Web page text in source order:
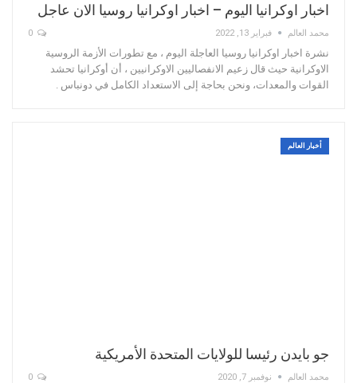
اخبار اوكرانيا اليوم – اخبار اوكرانيا روسيا الان عاجل
محمد العالم فبراير 13, 2022
نشرة اخبار اوكرانيا روسيا العاجلة اليوم ، مع تطورات الأزمة الروسية
الاوكرانية حيث قال زعيم الانفصاليين الاوكرانيين ، أن أوكرانيا تحشد
القوات والمعدات، ونحن بحاجة إلى الاستعداد الكامل في دونباس .
أخبار العالم
جو بايدن رئيسا للولايات المتحدة الأمريكية
محمد العالم نوفمبر 7, 2020